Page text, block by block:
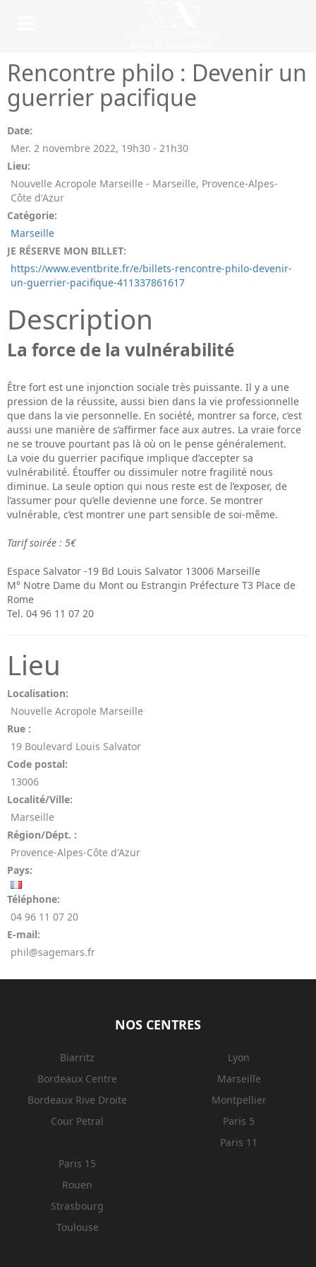
Rencontre philo : Devenir un
guerrier pacifique
Date:
Mer. 2 novembre 2022, 19h30 - 21h30
Lieu:
Nouvelle Acropole Marseille - Marseille, Provence-Alpes-
Côte d'Azur
Catégorie:
Marseille
JE RÉSERVE MON BILLET:
https://www.eventbrite.fr/e/billets-rencontre-philo-devenir-
un-guerrier-pacifique-411337861617
Description
La force de la vulnérabilité
Être fort est une injonction sociale très puissante. Il y a une
pression de la réussite, aussi bien dans la vie professionnelle
que dans la vie personnelle. En société, montrer sa force, c’est
aussi une manière de s’affirmer face aux autres. La vraie force
ne se trouve pourtant pas là où on le pense généralement.
La voie du guerrier pacifique implique d’accepter sa
vulnérabilité. Étouffer ou dissimuler notre fragilité nous
diminue. La seule option qui nous reste est de l’exposer, de
l’assumer pour qu’elle devienne une force. Se montrer
vulnérable, c’est montrer une part sensible de soi-même.
Tarif soirée : 5€
Espace Salvator -19 Bd Louis Salvator 13006 Marseille
M° Notre Dame du Mont ou Estrangin Préfecture T3 Place de
Rome
Tel. 04 96 11 07 20
Lieu
Localisation:
Nouvelle Acropole Marseille
Rue :
19 Boulevard Louis Salvator
Code postal:
13006
Localité/Ville:
Marseille
Région/Dépt. :
Provence-Alpes-Côte d'Azur
Pays:
Téléphone:
04 96 11 07 20
E-mail:
phil@sagemars.fr
NOS CENTRES
Biarritz
Bordeaux Centre
Bordeaux Rive Droite
Cour Petral
Lyon
Marseille
Montpellier
Paris 5
Paris 11
Paris 15
Rouen
Strasbourg
Toulouse